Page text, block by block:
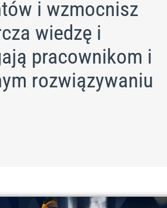
i wzmocnisz
wiedzę i
pracownikom i
rozwiązywaniu